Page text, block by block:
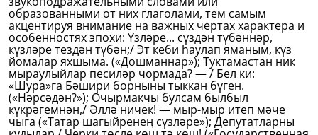
образованными от них глаголами, тем самым
акцентируя внимание на важных чертах характера и
особенностях эпохи: Үзләре... сүздән түбәннәр,
күзләре тездән түбән;/ Эт кеби һаулап яманым, күз
йомалар яхшыма. («Дошманнар»); Туктамастан ник
мыраулыйлар песиләр чормада? — / Бел ки:
«Шура»га Бәшири борныны тыккан бүген.
(«Нәрсәдән?»); Очырмакчы булсам былбыл
күкрәгемнән,/ Әллә ничек! — мыр-мыр итеп мәче
чыга («Татар шагыйренең сүзләре»); Депутатларны